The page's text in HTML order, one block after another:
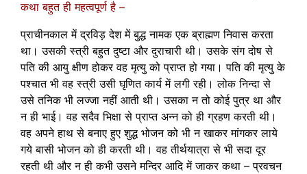
कथा बहुत ही महत्वपूर्ण है –
प्राचीनकाल में द्रविड़ देश में बुद्ध नामक एक ब्राह्मण निवास करता
था। उसकी स्त्री बहुत दुष्टा और दुराचारी थी। उसके संग दोष से
पति की आयु क्षीण होकर वह मृत्यु को प्राप्त हो गया। पति की मृत्यु के
पश्चात भी वह स्त्री उसी घृणित कार्य में लगी रही। लोक निन्दा से
उसे तनिक भी लज्जा नहीं आती थी। उसका न तो कोई पुत्र था और
न ही भाई। वह सदैव भिक्षा से प्राप्त अन्न को ही ग्रहण करती थी।
वह अपने हाथ से बनाए हुए शुद्ध भोजन को भी न खाकर मांगकर लाये
गये बासी भोजन को ही करती थी। वह तीर्थयात्रा से भी सदा दूर
रहती थी और न ही कभी उसने मन्दिर आदि में जाकर कथा – प्रवचन